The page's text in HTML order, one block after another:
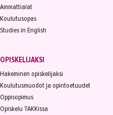
Ammattialat
Koulutusopas
Studies in English
OPISKELIJAKSI
Hakeminen opiskelijaksi
Koulutusmuodot ja opintoetuudet
Oppisopimus
Opiskelu TAKKissa